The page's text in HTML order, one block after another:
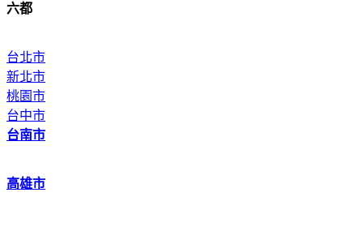
六都
台北市
新北市
桃園市
台中市
台南市
高雄市